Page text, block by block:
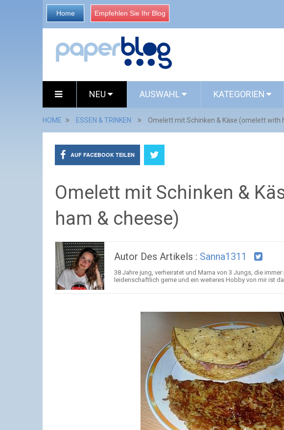
Home Empfehlen Sie Ihr Blog
NEU AUSWAHL KATEGORIEN
HOME ESSEN & TRINKEN Omelett mit Schinken & Käse (omelett with
AUF FACEBOOK TEILEN
Omelett mit Schinken &
ham & cheese)
Autor Des Artikels : Sanna1311
38 Jahre jung, verheiratet und Mama von 3 Jungs, die
leidenschaftlich gerne und ein weiteres Hobby von mir ist